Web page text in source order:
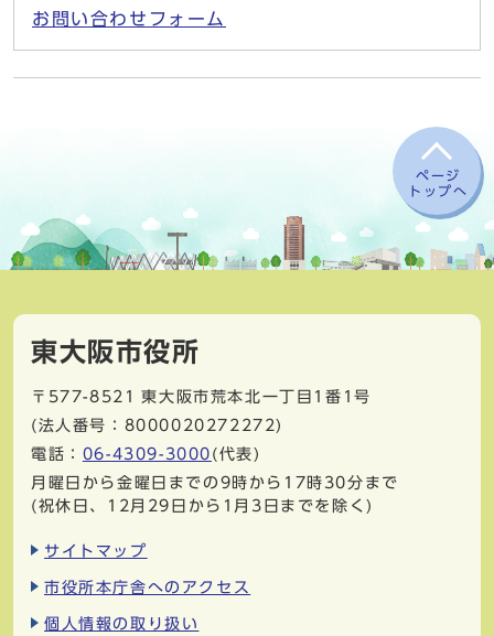
お問い合わせフォーム
ページ
トップへ
東大阪市役所
〒577-8521
東大阪市荒本北一丁目1番1号
(法人番号：8000020272272)
電話： 06-4309-3000 (代表)
月曜日から金曜日までの9時から17時30分まで
(祝休日、12月29日から1月3日までを除く)
サイトマップ
市役所本庁舎へのアクセス
個人情報の取り扱い